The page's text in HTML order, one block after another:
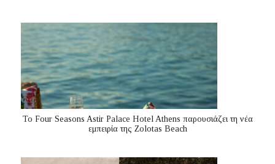
Το Four Seasons Astir Palace Hotel Athens παρουσιάζει τη νέα
εμπειρία της Zolotas Beach